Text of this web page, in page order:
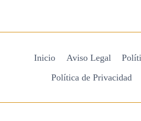
Inicio Aviso Legal
Política de Privacidad